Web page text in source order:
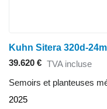
Kuhn Sitera 320d-24m
39.620 € TVA incluse
Semoirs et planteuses
2025